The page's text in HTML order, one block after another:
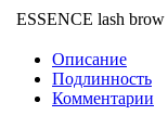
ESSENCE lash brow
Описание
Подлинность
Комментарии